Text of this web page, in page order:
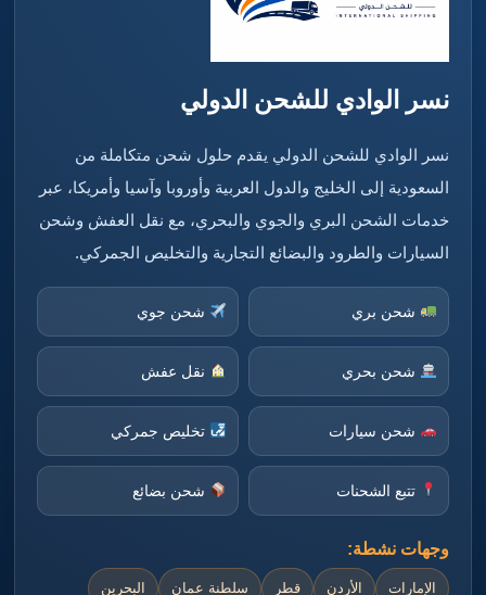
نسر الوادي للشحن الدولي
نسر الوادي للشحن الدولي يقدم حلول شحن متكاملة من
السعودية إلى الخليج والدول العربية وأوروبا وآسيا وأمريكا، عبر
خدمات الشحن البري والجوي والبحري، مع نقل العفش وشحن
السيارات والطرود والبضائع التجارية والتخليص الجمركي.
شحن بري شحن جوي
شحن بحري نقل عفش
شحن سيارات تخليص جمركي
تتبع الشحنات شحن بضائع
وجهات نشطة:
الإمارات الأردن قطر سلطنة عمان البحرين